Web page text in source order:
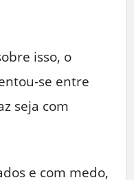
isso, o
se entre
seja com
e com medo,